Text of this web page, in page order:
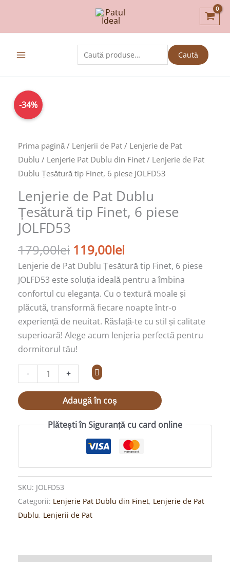
content
Caută
după:
Caută
-34%
Prima pagină/ Lenjerii de Pat / Lenjerie de Pat
Dublu / Lenjerie Pat Dublu din Finet / Lenjerie de Pat
Dublu Țesătură tip Finet, 6 piese JOLFD53
Lenjerie de Pat Dublu
Țesătură tip Finet, 6 piese
JOLFD53
179,00lei
fost:
179,00lei.
119,00lei
119,00lei.
Lenjerie de Pat Dublu Țesătură tip Finet, 6 piese
JOLFD53 este soluția ideală pentru a îmbina
confortul cu eleganța. Cu o textură moale și
plăcută, transformă fiecare noapte într-o
experiență de neuitat. Răsfață-te cu stil și calitate
superioară! Alege acum lenjeria perfectă pentru
dormitorul tău!
-
Cantitate
Lenjerie
Pat
Dublu
Țesătură
Finet,
6
piese
+
Adaugă în coș
Plătești în Siguranță cu card online
SKU: JOLFD53
Categorii: Lenjerie Pat Dublu din Finet, Lenjerie de Pat
Dublu, Lenjerii de Pat